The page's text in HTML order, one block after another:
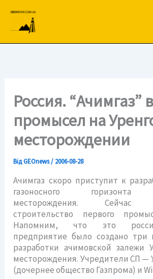
вмісту
Россия. “Ачимгаз”
промысел на
месторождении
ВідGEOnews/ 2006-08-28
Ачимгаз скоро приступит к
газоносного горизонта
месторождения. Сейчас
строительство первого
Напомним, что это
предприятие было создано три
разработки ачимовской залежи
месторождения. Учредители СП —
(дочернее общество Газпрома) и